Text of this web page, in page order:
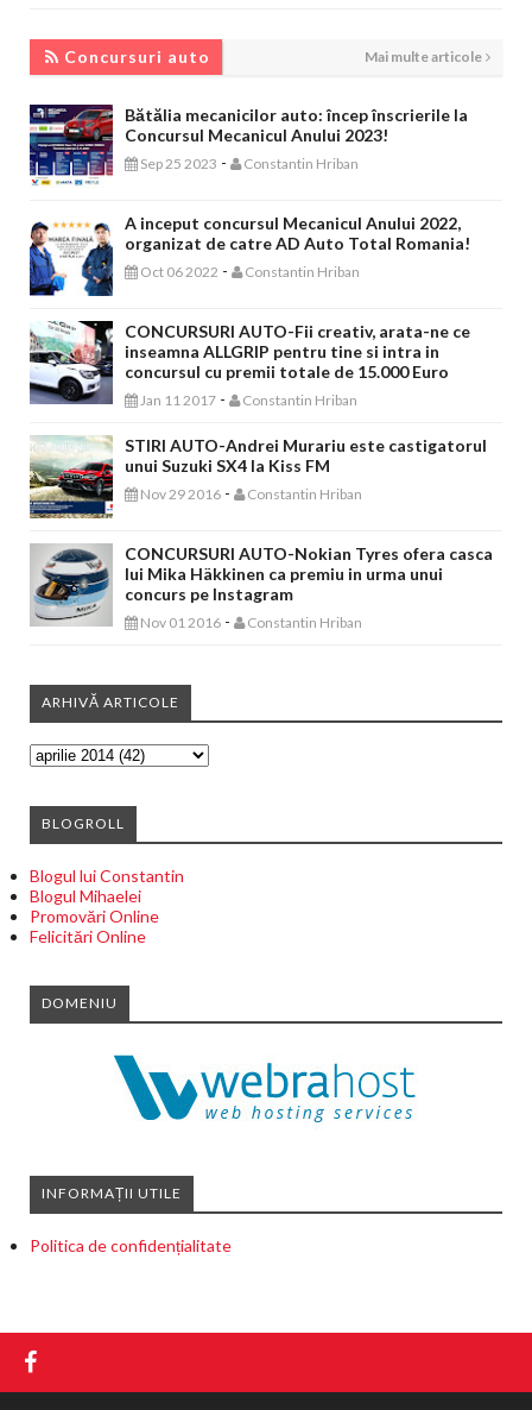
Concursuri auto Mai multe articole
Bătălia mecanicilor auto: încep înscrierile la
Concursul Mecanicul Anului 2023!
Sep 25 2023 - Constantin Hriban
A inceput concursul Mecanicul Anului 2022,
organizat de catre AD Auto Total Romania!
Oct 06 2022 - Constantin Hriban
CONCURSURI AUTO-Fii creativ, arata-ne ce
inseamna ALLGRIP pentru tine si intra in
concursul cu premii totale de 15.000 Euro
Jan 11 2017 - Constantin Hriban
STIRI AUTO-Andrei Murariu este castigatorul
unui Suzuki SX4 la Kiss FM
Nov 29 2016 - Constantin Hriban
CONCURSURI AUTO-Nokian Tyres ofera casca
lui Mika Häkkinen ca premiu in urma unui
concurs pe Instagram
Nov 01 2016 - Constantin Hriban
ARHIVĂ ARTICOLE
BLOGROLL
Blogul lui Constantin
Blogul Mihaelei
Promovări Online
Felicitări Online
DOMENIU
INFORMAȚII UTILE
Politica de confidențialitate